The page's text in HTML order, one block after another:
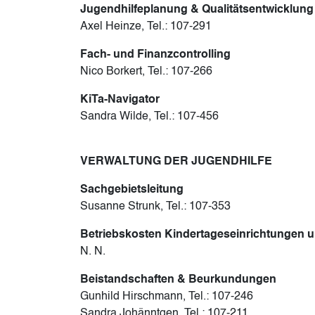
Jugendhilfeplanung & Qualitätsentwicklung
Axel Heinze, Tel.: 107-291
Fach- und Finanzcontrolling
Nico Borkert, Tel.: 107-266
KiTa-Navigator
Sandra Wilde, Tel.: 107-456
VERWALTUNG DER JUGENDHILFE
Sachgebietsleitung
Susanne Strunk, Tel.: 107-353
Betriebskosten Kindertageseinrichtungen
N. N.
Beistandschaften & Beurkundungen
Gunhild Hirschmann, Tel.: 107-246